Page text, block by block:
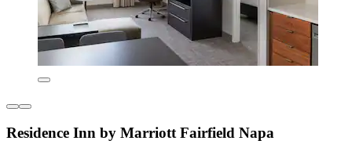
Residence Inn by Marriott Fairfield Napa